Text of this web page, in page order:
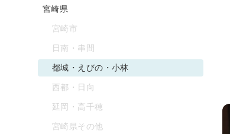
宮崎県
宮崎市
日南・串間
都城・えびの・小林
西都・日向
延岡・高千穂
宮崎県その他